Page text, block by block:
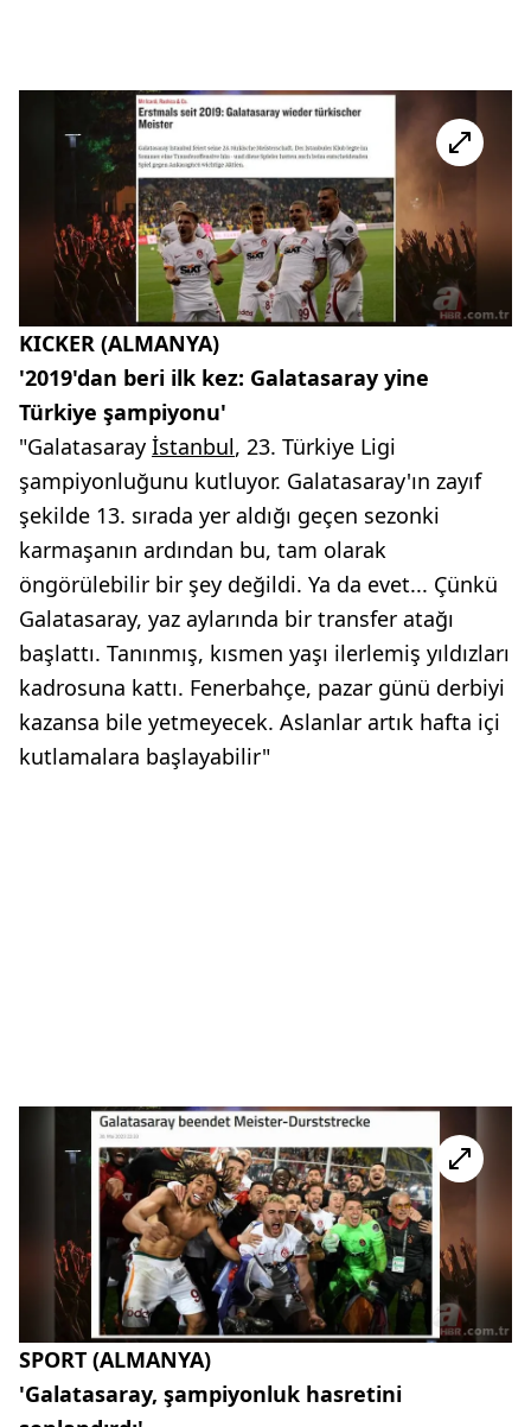
KICKER (ALMANYA)
'2019'dan beri ilk kez: Galatasaray yine
Türkiye şampiyonu'
"Galatasaray İstanbul, 23. Türkiye Ligi
şampiyonluğunu kutluyor. Galatasaray'ın zayıf
şekilde 13. sırada yer aldığı geçen sezonki
karmaşanın ardından bu, tam olarak
öngörülebilir bir şey değildi. Ya da evet... Çünkü
Galatasaray, yaz aylarında bir transfer atağı
başlattı. Tanınmış, kısmen yaşı ilerlemiş yıldızları
kadrosuna kattı. Fenerbahçe, pazar günü derbiyi
kazansa bile yetmeyecek. Aslanlar artık hafta içi
kutlamalara başlayabilir"
SPORT (ALMANYA)
'Galatasaray, şampiyonluk hasretini